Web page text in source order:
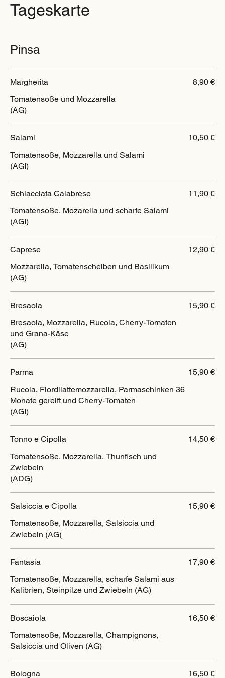
Tageskarte
Pinsa
Margherita
Tomatensoße und Mozzarella
(AG)
8,90 €
Salami
Tomatensoße, Mozzarella und Salami
(AGI)
10,50 €
Schiacciata Calabrese
Tomatensoße, Mozarella und scharfe Salami
(AGI)
11,90 €
Caprese
Mozzarella, Tomatenscheiben und Basilikum
(AG)
12,90 €
Bresaola
Bresaola, Mozzarella, Rucola, Cherry-Tomaten
und Grana-Käse
(AG)
15,90 €
Parma
Rucola, Fiordilattemozzarella, Parmaschinken 36
Monate gereift und Cherry-Tomaten
(AGI)
15,90 €
Tonno e Cipolla
Tomatensoße, Mozzarella, Thunfisch und
Zwiebeln
(ADG)
14,50 €
Salsiccia e Cipolla
Tomatensoße, Mozzarella, Salsiccia und
Zwiebeln (AG(
15,90 €
Fantasia
Tomatensoße, Mozzarella, scharfe Salami aus
17,90 €
Boscaiola
Tomatensoße, Mozzarella, Champignons,
Salsiccia und Oliven (AG)
16,50 €
Bologna 16,50 €